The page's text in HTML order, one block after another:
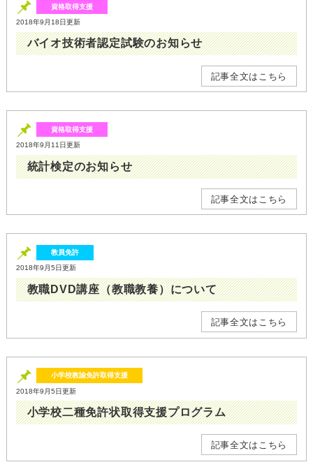
資格取得支援
2018年9月18日更新
バイオ技術者認定試験のお知らせ
記事全文はこちら
資格取得支援
2018年9月11日更新
統計検定のお知らせ
記事全文はこちら
教員免許
2018年9月5日更新
教職DVD講座（教職教養）について
記事全文はこちら
小学校教諭免許取得支援
2018年9月5日更新
小学校二種免許状取得支援プログラム
記事全文はこちら